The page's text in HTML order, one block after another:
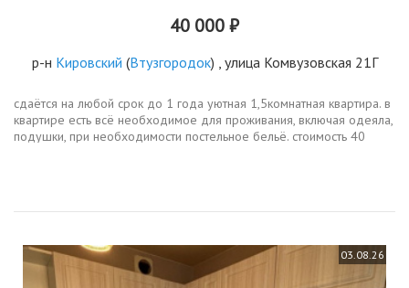
40 000 ₽
р-н Кировский (Втузгородок) , улица Комвузовская 21Г
сдаётся на любой срок до 1 года уютная 1,5комнатная квартира. в
квартире есть всё необходимое для проживания, включая одеяла,
подушки, при необходимости постельное бельё. стоимость 40
03.08.26